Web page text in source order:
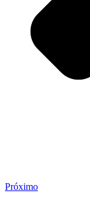
Próximo